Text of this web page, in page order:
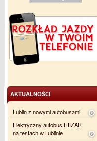
AKTUALNOŚCI
Lublin z nowymi autobusami
Elektryczny autobus IRIZAR
na testach w Lublinie